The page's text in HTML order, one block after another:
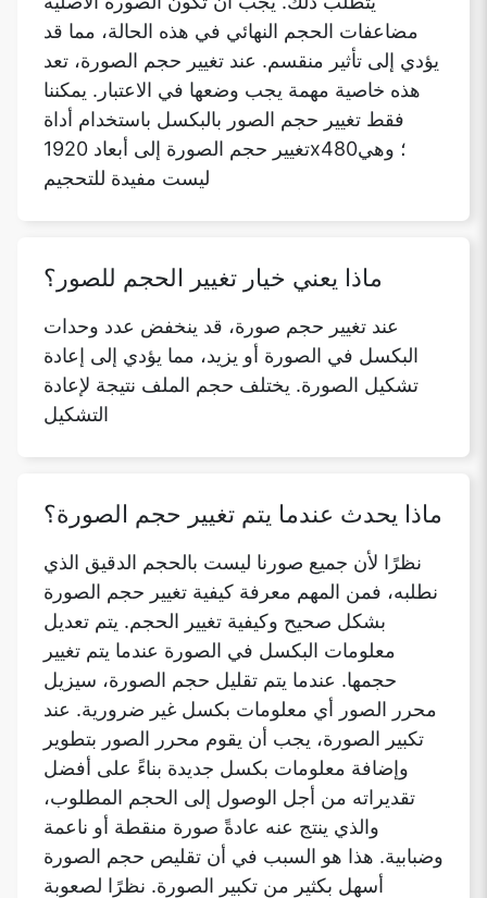
مضاعفات الحجم النهائي في هذه الحالة، مما قد
يؤدي إلى تأثير منقسم. عند تغيير حجم الصورة، تعد
هذه خاصية مهمة يجب وضعها في الاعتبار. يمكننا
فقط تغيير حجم الصور بالبكسل باستخدام أداة
تغيير حجم الصورة إلى أبعاد 1920x480؛ وهي
ليست مفيدة للتحجيم
ماذا يعني خيار تغيير الحجم للصور؟
عند تغيير حجم صورة، قد ينخفض عدد وحدات
البكسل في الصورة أو يزيد، مما يؤدي إلى إعادة
تشكيل الصورة. يختلف حجم الملف نتيجة لإعادة
التشكيل
ماذا يحدث عندما يتم تغيير حجم الصورة؟
نظرًا لأن جميع صورنا ليست بالحجم الدقيق الذي
نطلبه، فمن المهم معرفة كيفية تغيير حجم الصورة
بشكل صحيح وكيفية تغيير الحجم. يتم تعديل
معلومات البكسل في الصورة عندما يتم تغيير
حجمها. عندما يتم تقليل حجم الصورة، سيزيل
محرر الصور أي معلومات بكسل غير ضرورية. عند
تكبير الصورة، يجب أن يقوم محرر الصور بتطوير
وإضافة معلومات بكسل جديدة بناءً على أفضل
تقديراته من أجل الوصول إلى الحجم المطلوب،
والذي ينتج عنه عادةً صورة منقطة أو ناعمة
وضبابية. هذا هو السبب في أن تقليص حجم الصورة
أسهل بكثير من تكبير الصورة. نظرًا لصعوبة